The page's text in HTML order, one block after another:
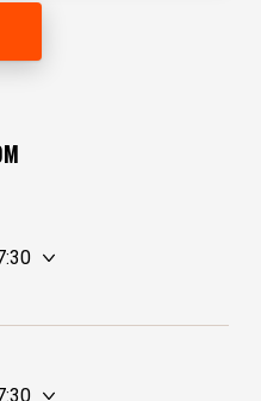
10:00 - 17:30